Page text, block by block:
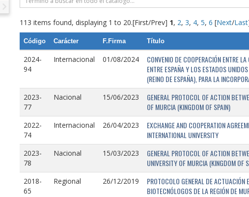
113 items found, displaying 1 to 20.[First/Prev] 1, 2, 3, 4, 5, 6 [Next/Last
Código Carácter F.Firma Título
2024-
94
Internacional 01/08/2024
CONVENIO DE COOPERACIÓN ENTRE
ENTRE ESPAÑA Y LOS ESTADOS
(REINO DE ESPAÑA), PARA LA
2023-
77
Nacional 15/06/2023
GENERAL PROTOCOL OF ACTION
OF MURCIA (KINGDOM OF SPAIN)
2022-
74
Internacional 26/04/2023
EXCHANGE AND COOPERATION
INTERNATIONAL UNIVERSITY
2023-
78
Nacional 15/03/2023
GENERAL PROTOCOL OF ACTION
UNIVERSITY OF MURCIA (KINGDOM OF
2018-
65
Regional 26/12/2019
PROTOCOLO GENERAL DE
BIOTECNÓLOGOS DE LA REGIÓN DE